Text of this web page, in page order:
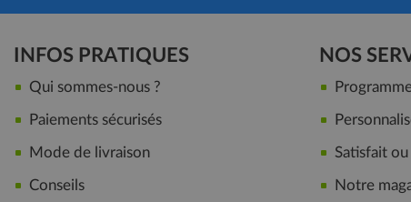
INFOS PRATIQUES
Qui sommes-nous ?
Paiements sécurisés
Mode de livraison
Conseils
NOS
Satisfait
Notre